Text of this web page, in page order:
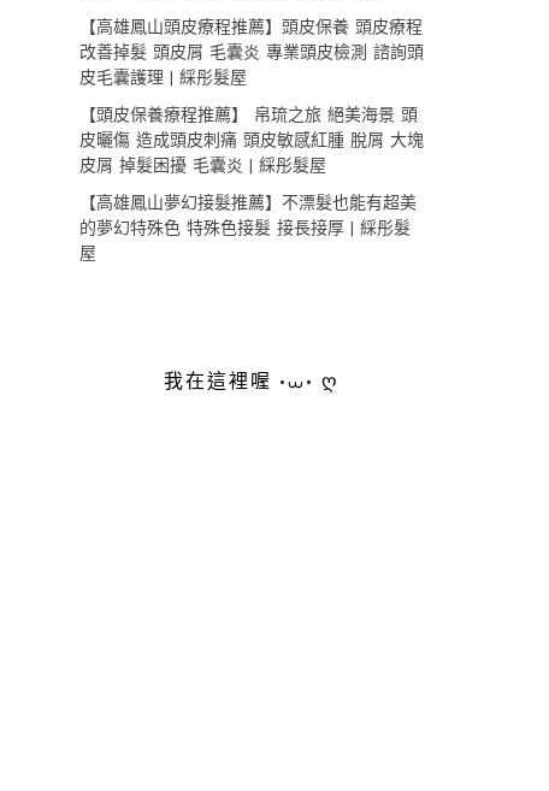
【高雄鳳山頭皮療程推薦】頭皮保養 頭皮療程
改善掉髮 頭皮屑 毛囊炎 專業頭皮檢測 諮詢頭
皮毛囊護理 | 綵彤髮屋
【頭皮保養療程推薦】 帛琉之旅 絕美海景 頭
皮曬傷 造成頭皮刺痛 頭皮敏感紅腫 脫屑 大塊
皮屑 掉髮困擾 毛囊炎 | 綵彤髮屋
【高雄鳳山夢幻接髮推薦】不漂髮也能有超美
的夢幻特殊色 特殊色接髮 接長接厚 | 綵彤髮
屋
我在這裡喔 •⩊• ღ